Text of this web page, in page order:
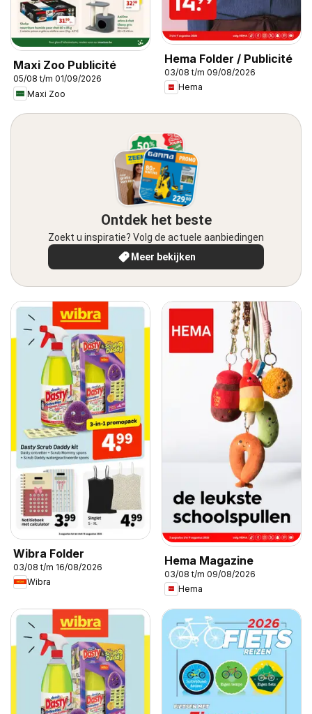
Maxi Zoo Publicité
05/08 t/m 01/09/2026
Maxi Zoo
Hema Folder / Publicité
03/08 t/m 09/08/2026
Hema
Ontdek het beste
Zoekt u inspiratie? Volg de actuele aanbiedingen
Meer bekijken
Wibra Folder
03/08 t/m 16/08/2026
Wibra
Hema Magazine
03/08 t/m 09/08/2026
Hema